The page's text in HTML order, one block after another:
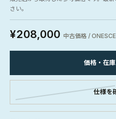
さい。
¥208,000 中古価格 /
価格・在
仕様を